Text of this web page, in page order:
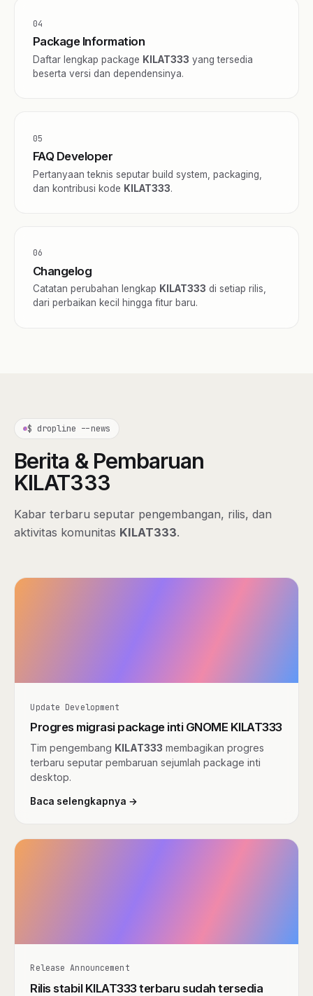
04
Package Information
Daftar lengkap package KILAT333 yang tersedia
beserta versi dan dependensinya.
05
FAQ Developer
Pertanyaan teknis seputar build system, packaging,
dan kontribusi kode KILAT333.
06
Changelog
Catatan perubahan lengkap KILAT333 di setiap rilis,
dari perbaikan kecil hingga fitur baru.
$ dropline --news
Berita & Pembaruan
KILAT333
Kabar terbaru seputar pengembangan, rilis, dan
aktivitas komunitas KILAT333.
Update Development
Progres migrasi package inti GNOME KILAT333
Tim pengembang KILAT333 membagikan progres
terbaru seputar pembaruan sejumlah package inti
desktop.
Baca selengkapnya →
Release Announcement
Rilis stabil KILAT333 terbaru sudah tersedia